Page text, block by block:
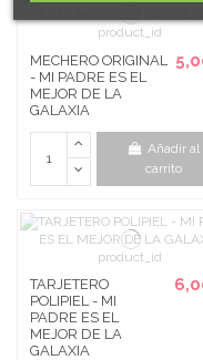
MECHERO ORIGINAL
- MI PADRE ES EL
MEJOR DE LA
GALAXIA
Añadir al
carrito
TARJETERO
POLIPIEL - MI
PADRE ES EL
MEJOR DE LA
GALAXIA